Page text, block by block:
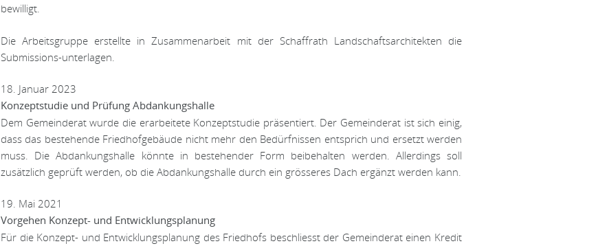
bewilligt.
Die Arbeitsgruppe erstellte in Zusammenarbeit mit der Schaffrath Landschaftsarchitekten die
Submissions-unterlagen.
18. Januar 2023
Konzeptstudie und Prüfung Abdankungshalle
Dem Gemeinderat wurde die erarbeitete Konzeptstudie präsentiert. Der Gemeinderat ist sich einig,
dass das bestehende Friedhofgebäude nicht mehr den Bedürfnissen entsprich und ersetzt werden
muss. Die Abdankungshalle könnte in bestehender Form beibehalten werden. Allerdings soll
zusätzlich geprüft werden, ob die Abdankungshalle durch ein grösseres Dach ergänzt werden kann.
19. Mai 2021
Vorgehen Konzept- und Entwicklungsplanung
Für die Konzept- und Entwicklungsplanung des Friedhofs beschliesst der Gemeinderat einen Kredit